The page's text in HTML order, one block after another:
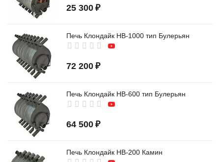
25 300 ₽
Печь Клондайк НВ-1000 тип Булерьян
72 200 ₽
Печь Клондайк НВ-600 тип Булерьян
64 500 ₽
Печь Клондайк НВ-200 Камин